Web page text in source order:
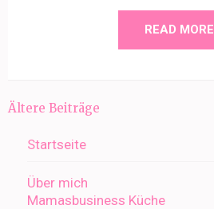
READ MORE
Beitragsnavigation
Ältere Beiträge
Startseite
Über mich
Mamasbusiness Küche